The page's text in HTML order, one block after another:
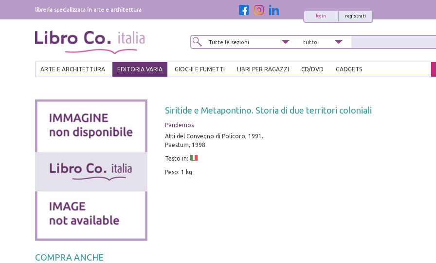
libreria specializzata in arte e architettura
registrati
login
ARTE E ARCHITETTURA EDITORIA VARIA GIOCHI E FUMETTI LIBRI PER RAGAZZI CD/DVD GADGETS
Siritide e Metapontino. Storia di due territori coloniali
Pandemos
Atti del Convegno di Policoro, 1991.
Paestum, 1998.
Testo in:
Peso: 1 kg
COMPRA ANCHE